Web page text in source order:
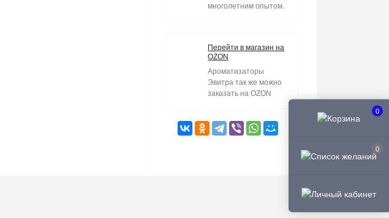
0
0
многолетним опытом.
Перейти в магазин на
OZON
Ароматизаторы
Эвитра так же можно
заказать на OZON